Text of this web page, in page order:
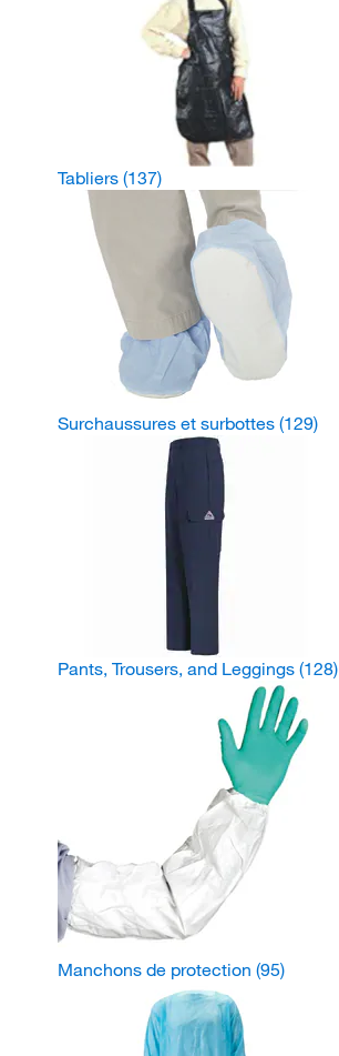
Tabliers (137)
Surchaussures et surbottes (129)
Pants, Trousers, and Leggings (128)
Manchons de protection (95)